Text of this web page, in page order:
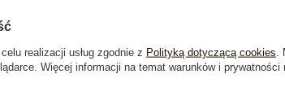
Opinie o produkcie(5)
realizacji usług zgodnie z Polityką dotyczącą cookies
Więcej informacji na temat warunków i